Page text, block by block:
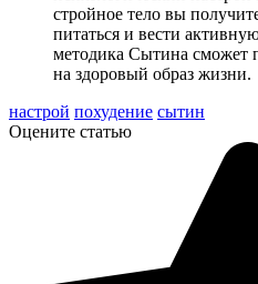
стройное тело вы
питаться и вести
методика Сытина сможет
на здоровый образ жизни.
настрой похудение сытин
Оцените статью